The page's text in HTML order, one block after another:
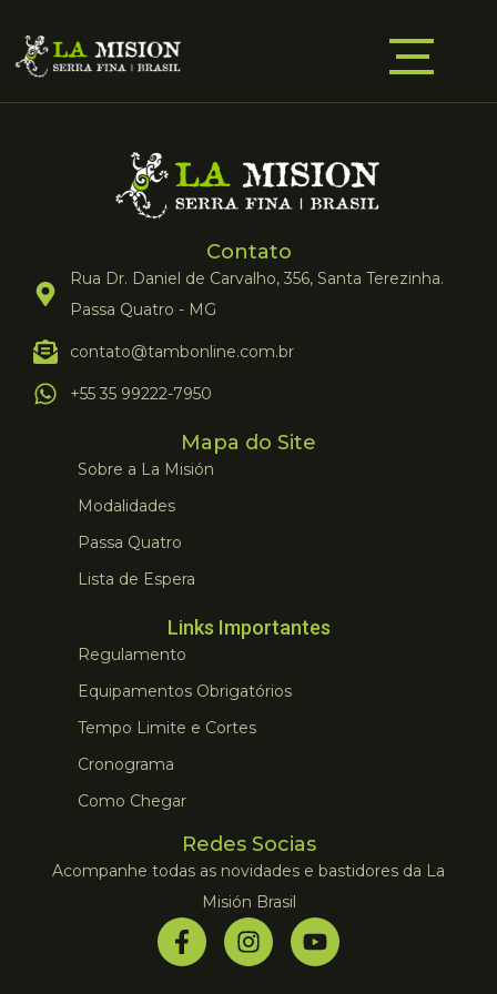
Contato
Rua Dr. Daniel de Carvalho, 356, Santa Terezinha.
Passa Quatro - MG
contato@tambonline.com.br
+55 35 99222-7950
Mapa do Site
Sobre a La Misión
Modalidades
Passa Quatro
Lista de Espera
Links Importantes
Regulamento
Equipamentos Obrigatórios
Tempo Limite e Cortes
Cronograma
Como Chegar
Redes Socias
Acompanhe todas as novidades e bastidores da La
Misión Brasil